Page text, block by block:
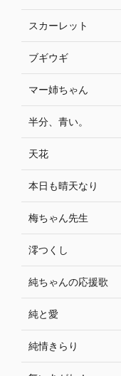
スカーレット
ブギウギ
マー姉ちゃん
半分、青い。
天花
本日も晴天なり
梅ちゃん先生
澪つくし
純ちゃんの応援歌
純と愛
純情きらり